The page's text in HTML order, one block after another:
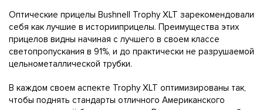
Оптические прицелы Bushnell Trophy XLT зарекомендовали
себя как лучшие в историиприцелы. Преимущества этих
прицелов видны начиная с лучшего в своем классе
светопропускания в 91%, и до практически не разрушаемой
цельнометаллической трубки.
В каждом своем аспекте Trophy XLT оптимизированы так,
чтобы поднять стандарты отличного Американского